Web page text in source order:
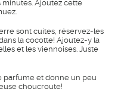
Ajoutez cette
sont cuites, réservez-les
la cocotte! Ajoutez-y la
et les viennoises. Juste
parfume et donne un peu
choucroute!